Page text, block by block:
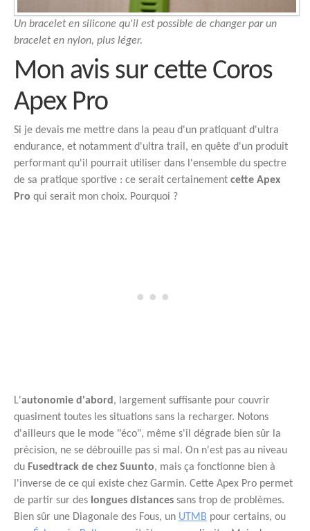
Un bracelet en silicone qu'il est possible de changer par un
bracelet en nylon, plus léger.
Mon avis sur cette Coros
Apex Pro
Si je devais me mettre dans la peau d'un pratiquant d'ultra
endurance, et notamment d'ultra trail, en quête d'un produit
performant qu'il pourrait utiliser dans l'ensemble du spectre
de sa pratique sportive : ce serait certainement cette Apex
Pro qui serait mon choix. Pourquoi ?
L'autonomie d'abord, largement suffisante pour couvrir
quasiment toutes les situations sans la recharger. Notons
d'ailleurs que le mode "éco", même s'il dégrade bien sûr la
précision, ne se débrouille pas si mal. On n'est pas au niveau
du Fusedtrack de chez Suunto, mais ça fonctionne bien à
l'inverse de ce qui existe chez Garmin. Cette Apex Pro permet
de partir sur des longues distances sans trop de problèmes.
Bien sûr une Diagonale des Fous, un UTMB pour certains, ou